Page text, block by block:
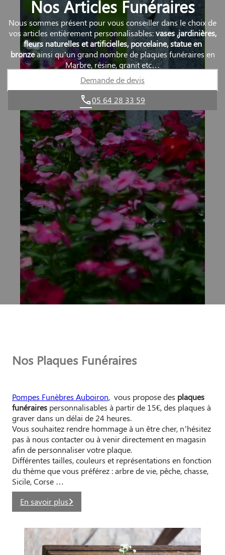
Nos Articles Funéraires
Nous sommes présent pour vous conseiller dans le choix de
vos articles entièrement personnalisables:vases ,jardinières,
fleurs naturelles et artificielles, porcelaine, statue en
bronzeainsi qu’un grand nombre de plaques funéraires en
Marbre, résine, granit etc…
Demande de devis
05 64 28 33 59
Nos Plaques Funéraires
Pompes Funèbres Auboiron, vous propose des plaques
funéraires personnalisables à partir de 15€, des plaques à
graver dans un délai de 24 heures.
Vous souhaitez rendre hommage à un être cher, n’hésitez
pas à nous contacter ou à venir directement en magasin
afin de personnaliser votre plaque.
Différentes tailles, couleurs et représentations en fonction
du thème que vous préférez : arbre de vie, pêche, chasse,
Sicile, Corse …
En savoir plus